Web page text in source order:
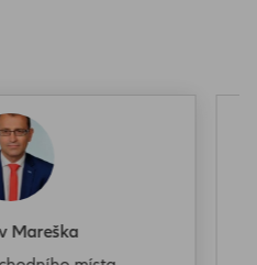
Mareška